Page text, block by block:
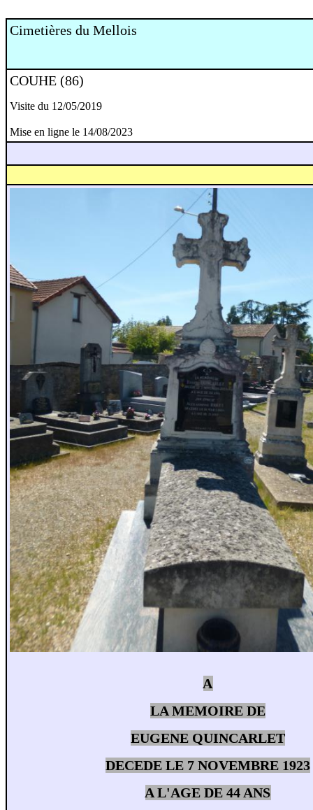
Cimetières du Mellois
COUHE (86)
Visite du 12/05/2019
Mise en ligne le 14/08/2023
A
LA MEMOIRE DE
EUGENE QUINCARLET
DECEDE LE 7 NOVEMBRE 1923
A L'AGE DE 44 ANS